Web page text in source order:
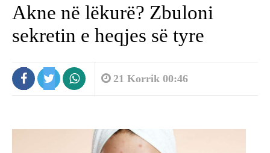
Akne në lëkurë? Zbuloni
sekretin e heqjes së tyre
21 Korrik 00:46